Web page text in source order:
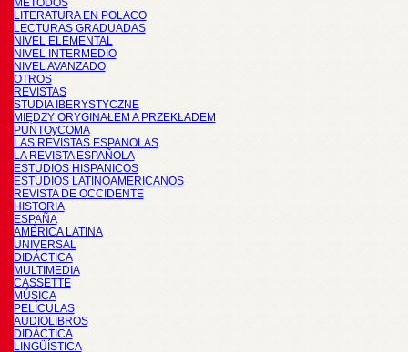
METODOS
LITERATURA EN POLACO
LECTURAS GRADUADAS
NIVEL ELEMENTAL
NIVEL INTERMEDIO
NIVEL AVANZADO
OTROS
REVISTAS
STUDIA IBERYSTYCZNE
MIĘDZY ORYGINAŁEM A PRZEKŁADEM
PUNTOyCOMA
LAS REVISTAS ESPANOLAS
LA REVISTA ESPAÑOLA
ESTUDIOS HISPANICOS
ESTUDIOS LATINOAMERICANOS
REVISTA DE OCCIDENTE
HISTORIA
ESPAÑA
AMÉRICA LATINA
UNIVERSAL
DIDÁCTICA
MULTIMEDIA
CASSETTE
MÚSICA
PELÍCULAS
AUDIOLIBROS
DIDÁCTICA
LINGÜÍSTICA